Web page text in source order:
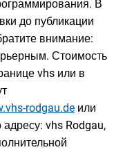
В
до публикации
внимание:
Стоимость
vhs или в
rodgau.de или
vhs Rodgau,